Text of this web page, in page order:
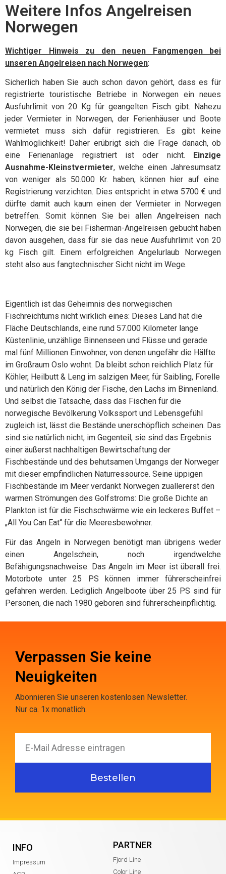
Weitere Infos Angelreisen
Norwegen
Wichtiger Hinweis zu den neuen Fangmengen bei
unseren Angelreisen nach Norwegen:
Sicherlich haben Sie auch schon davon gehört, dass es für
registrierte touristische Betriebe in Norwegen ein neues
Ausfuhrlimit von 20 Kg für geangelten Fisch gibt. Nahezu
jeder Vermieter in Norwegen, der Ferienhäuser und Boote
vermietet muss sich dafür registrieren. Es gibt keine
Wahlmöglichkeit! Daher erübrigt sich die Frage danach, ob
eine Ferienanlage registriert ist oder nicht. Einzige
Ausnahme-Kleinstvermieter, welche einen Jahresumsatz
von weniger als 50.000 Kr. haben, können hier auf eine
Registrierung verzichten. Dies entspricht in etwa 5700 € und
dürfte damit auch kaum einen der Vermieter in Norwegen
betreffen. Somit können Sie bei allen Angelreisen nach
Norwegen, die sie bei Fisherman-Angelreisen gebucht haben
davon ausgehen, dass für sie das neue Ausfuhrlimit von 20
kg Fisch gilt. Einem erfolgreichen Angelurlaub Norwegen
steht also aus fangtechnischer Sicht nicht im Wege.
Eigentlich ist das Geheimnis des norwegischen
Fischreichtums nicht wirklich eines: Dieses Land hat die
Fläche Deutschlands, eine rund 57.000 Kilometer lange
Küstenlinie, unzählige Binnenseen und Flüsse und gerade
mal fünf Millionen Einwohner, von denen ungefähr die Hälfte
im Großraum Oslo wohnt. Da bleibt schon reichlich Platz für
Köhler, Heilbutt & Leng im salzigen Meer, für Saibling, Forelle
und natürlich den König der Fische, den Lachs im Binnenland.
Und selbst die Tatsache, dass das Fischen für die
norwegische Bevölkerung Volkssport und Lebensgefühl
zugleich ist, lässt die Bestände unerschöpflich scheinen. Das
sind sie natürlich nicht, im Gegenteil, sie sind das Ergebnis
einer äußerst nachhaltigen Bewirtschaftung der
Fischbestände und des behutsamen Umgangs der Norweger
mit dieser empfindlichen Naturressource. Seine üppigen
Fischbestände im Meer verdankt Norwegen zuallererst den
warmen Strömungen des Golfstroms: Die große Dichte an
Plankton ist für die Fischschwärme wie ein leckeres Buffet –
„All You Can Eat“ für die Meeresbewohner.
Für das Angeln in Norwegen benötigt man übrigens weder
einen Angelschein, noch irgendwelche
Befähigungsnachweise. Das Angeln im Meer ist überall frei.
Motorbote unter 25 PS können immer führerscheinfrei
gefahren werden. Lediglich Angelboote über 25 PS sind für
Personen, die nach 1980 geboren sind führerscheinpflichtig.
Verpassen Sie keine
Neuigkeiten
Abonnieren Sie unseren kostenlosen Newsletter.
Nur ca. 1x monatlich.
Bestellen
INFO
Impressum
PARTNER
Fjord Line
Color Line